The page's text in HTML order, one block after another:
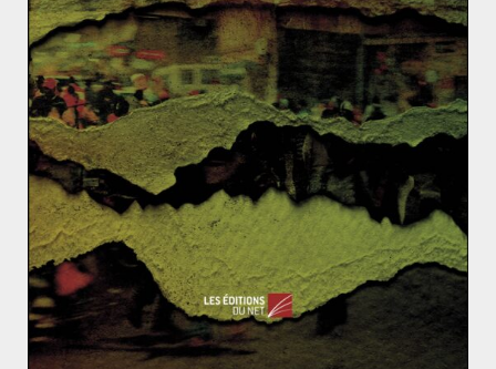
donc une région importante dans l’identité de
nombreuses communautés.
Avec les guerres balkaniques, la Serbie, la Bulgarie et la
Grèce se partagent la Macédoine, mais une identité
régionale persiste et se développe, en particulier chez
les Slaves. Dès la fin des années 40, la Grèce connait
une insurrection communiste, qui recrute
particulièrement en Macédoine grecque. La région
connait de fortes populations slaves que le
gouvernement tente d’helléniser de force. Ils
bénéficient du soutien deTito, dirigeant yougoslave
qui espère réunifier une grande Macédoine au sein de